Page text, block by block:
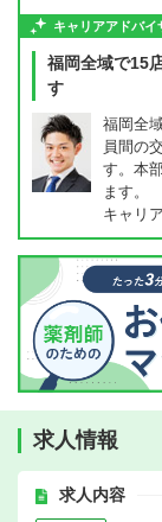
キャリアアドバイ
福岡全域で15
す
福岡全
員間の
す。本
ます。
キャリ
求人情報
求人内容